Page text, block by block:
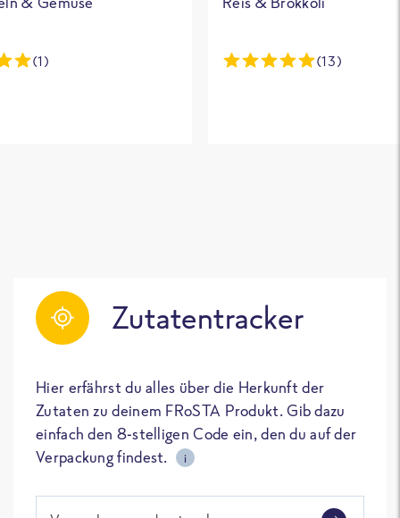
(1) (13)
Zutatentracker
Hier erfährst du alles über die Herkunft der
Zutaten zu deinem FRoSTA Produkt. Gib dazu
einfach den 8-stelligen Code ein, den du auf der
Verpackung findest.
i